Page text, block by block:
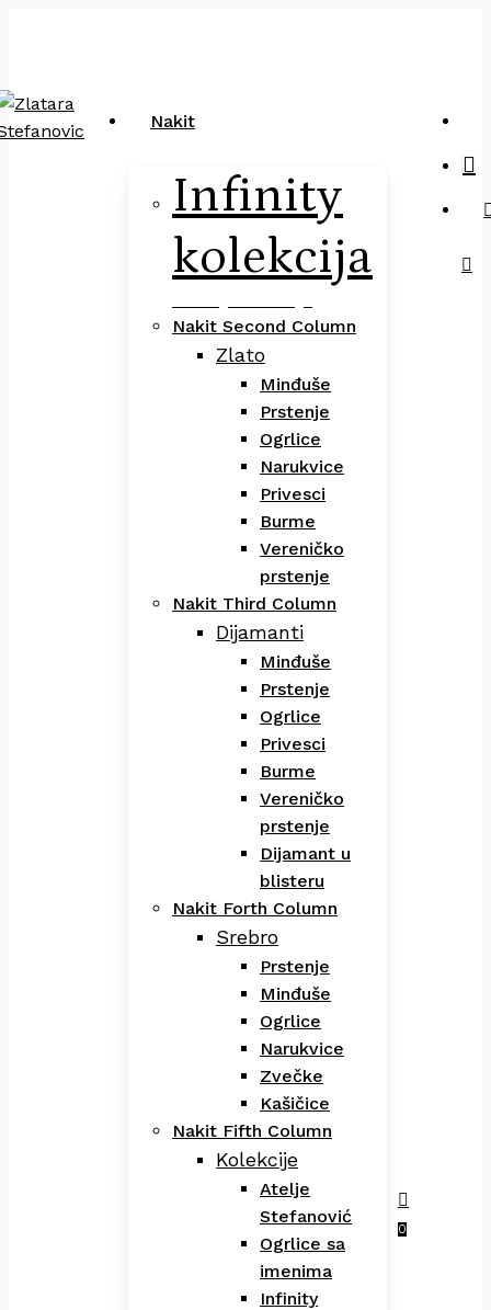
content
search
0
Menu
Nakit
Infinity
kolekcija
Nakit Second Column
Zlato
Minđuše
Prstenje
Ogrlice
Narukvice
Privesci
Burme
Vereničko
prstenje
Nakit Third Column
Dijamanti
Minđuše
Prstenje
Ogrlice
Privesci
Burme
Vereničko
prstenje
Dijamant u
blisteru
Nakit Forth Column
Srebro
Prstenje
Minđuše
Ogrlice
Narukvice
Zvečke
Kašičice
Nakit Fifth Column
Kolekcije
Atelje
Stefanović
Ogrlice sa
imenima
Infinity